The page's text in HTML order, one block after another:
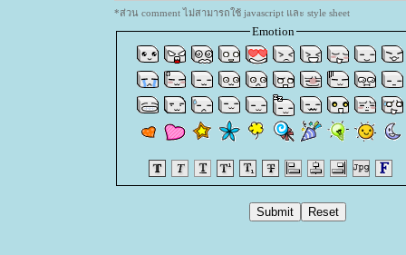
*ส่วน comment ไม่สามารถใช้ javascript และ style sheet
Emotion